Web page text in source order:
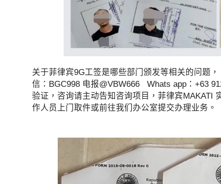
关于菲律宾9G工签是哪些部门颁发等相关的问题
信：BGC998 电报@VBW666 Whats app：+63
验证，咨询请主动告知咨询项目，菲律宾MAKATI
作人员上门取件或前往我们办公室提交办理业务。